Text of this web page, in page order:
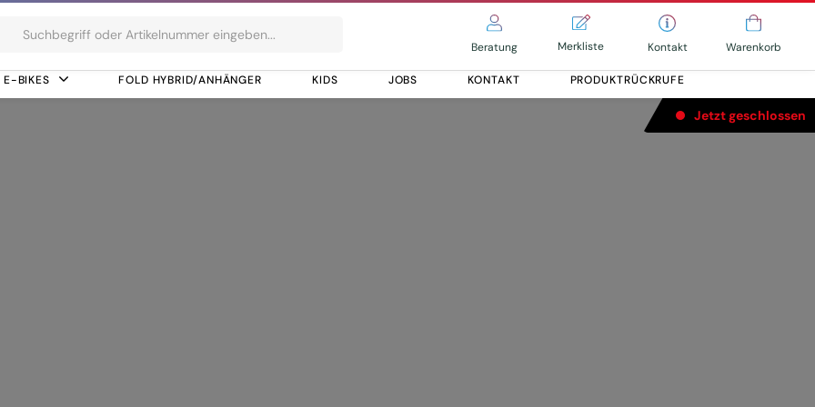
Beratung Merkliste Kontakt Warenkorb
E-BIKES FOLD HYBRID/ANHÄNGER KIDS JOBS KONTAKT PRODUKTRÜCKRUFE
Jetzt geschlossen